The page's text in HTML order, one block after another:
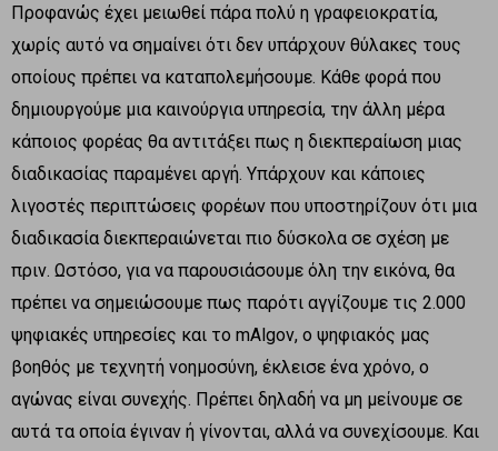
Προφανώς έχει μειωθεί πάρα πολύ η γραφειοκρατία,
χωρίς αυτό να σημαίνει ότι δεν υπάρχουν θύλακες τους
οποίους πρέπει να καταπολεμήσουμε. Κάθε φορά που
δημιουργούμε μια καινούργια υπηρεσία, την άλλη μέρα
κάποιος φορέας θα αντιτάξει πως η διεκπεραίωση μιας
διαδικασίας παραμένει αργή. Υπάρχουν και κάποιες
λιγοστές περιπτώσεις φορέων που υποστηρίζουν ότι μια
διαδικασία διεκπεραιώνεται πιο δύσκολα σε σχέση με
πριν. Ωστόσο, για να παρουσιάσουμε όλη την εικόνα, θα
πρέπει να σημειώσουμε πως παρότι αγγίζουμε τις 2.000
ψηφιακές υπηρεσίες και το mAlgoν, ο ψηφιακός μας
βοηθός με τεχνητή νοημοσύνη, έκλεισε ένα χρόνο, ο
αγώνας είναι συνεχής. Πρέπει δηλαδή να μη μείνουμε σε
αυτά τα οποία έγιναν ή γίνονται, αλλά να συνεχίσουμε. Και